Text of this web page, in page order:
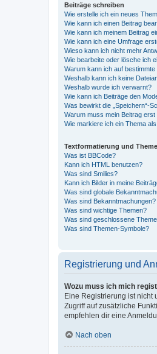
Beiträge schreiben
Wie erstelle ich ein neues
Wie kann ich einen Beitrag
Wie kann ich meinem Beitrag
Wie kann ich eine Umfrage
Wieso kann ich nicht mehr
Wie bearbeite oder lösche ich
Warum kann ich auf
Weshalb kann ich keine
Weshalb wurde ich verwarnt?
Wie kann ich Beiträge den
Was bewirkt die „Speichern“-
Warum muss mein Beitrag
Wie markiere ich ein Thema
Textformatierung und
Was ist BBCode?
Kann ich HTML benutzen?
Was sind Smilies?
Kann ich Bilder in meine
Was sind globale
Was sind Bekanntmachungen?
Was sind wichtige Themen?
Was sind geschlossene
Was sind Themen-Symbole?
Registrierung und
Wozu muss ich mich
Eine Registrierung ist nicht
Zugriff auf zusätzliche
empfehlen dir eine
Nach oben